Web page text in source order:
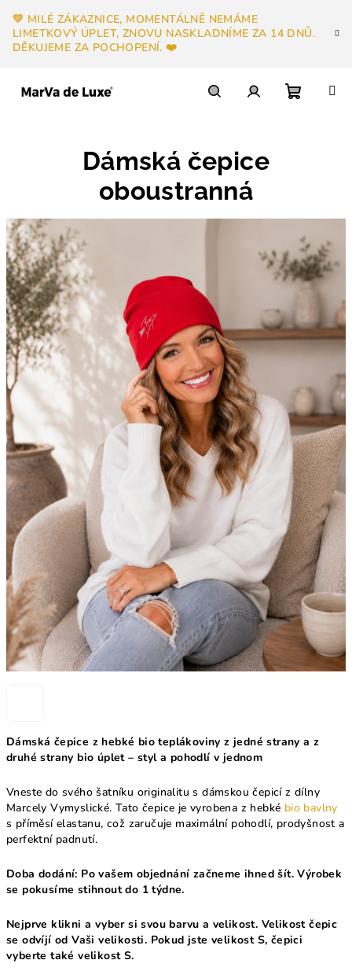
obsah
💛 MILÉ ZÁKAZNICE, MOMENTÁLNĚ NEMÁME
LIMETKOVÝ ÚPLET, ZNOVU NASKLADNÍME ZA 14 DNŮ.
DĚKUJEME ZA POCHOPENÍ. ❤️
Dámská čepice z hebké bio teplákoviny z jedné strany a z
druhé strany bio úplet – styl a pohodlí v jednom
Vneste do svého šatníku originalitu s dámskou čepicí z dílny
Marcely Vymyslické. Tato čepice je vyrobena z hebké bio bavlny
s příměsí elastanu, což zaručuje maximální pohodlí, prodyšnost a
perfektní padnutí.
Doba dodání: Po vašem objednání začneme ihned šít. Výrobek
se pokusíme stihnout do 1 týdne.
Nejprve klikni a vyber si svou barvu a velikost. Velikost čepic
se odvíjí od Vaši velikosti. Pokud jste velikost S, čepici
vyberte také velikost S.
Dámská čepice
oboustranná